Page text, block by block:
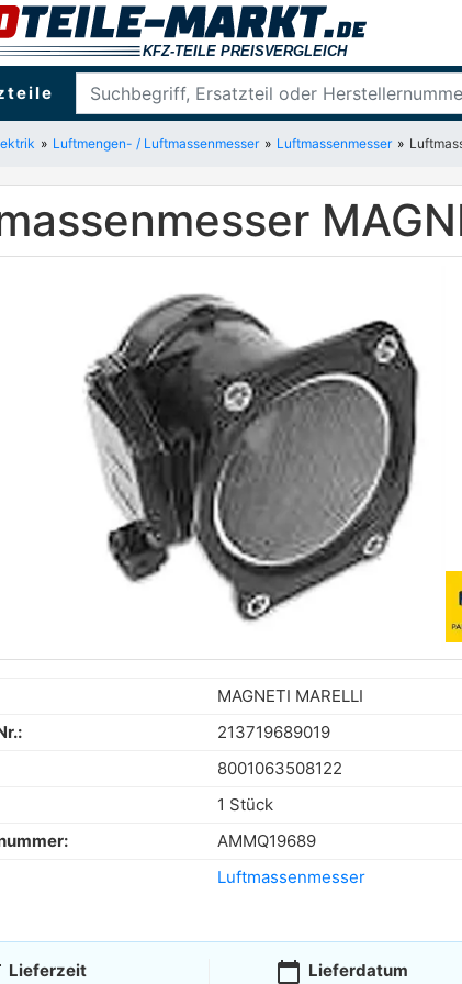
Luftmengen- / Luftmassenmesser Luftmassenmesser
MAGNETI MARELLI
213719689019
8001063508122
1 Stück
AMMQ19689
Luftmassenmesser
Lieferzeit
calendar_today Lieferdatum